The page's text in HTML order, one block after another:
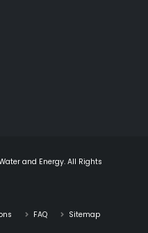
and Energy. All Rights
FAQ
Sitemap